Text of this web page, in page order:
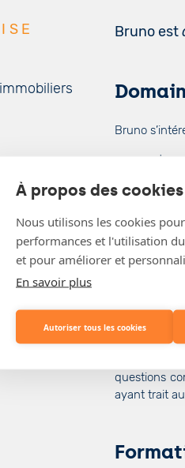
À propos des
Nous utilisons les cookies
performances et l'utilisation
et pour améliorer et
En savoir plus
Autoriser tous les cookies
Bruno est
Bruno
aux
aux
Bruno a une
vente de
juridiques
contrats
questions
ayant trait